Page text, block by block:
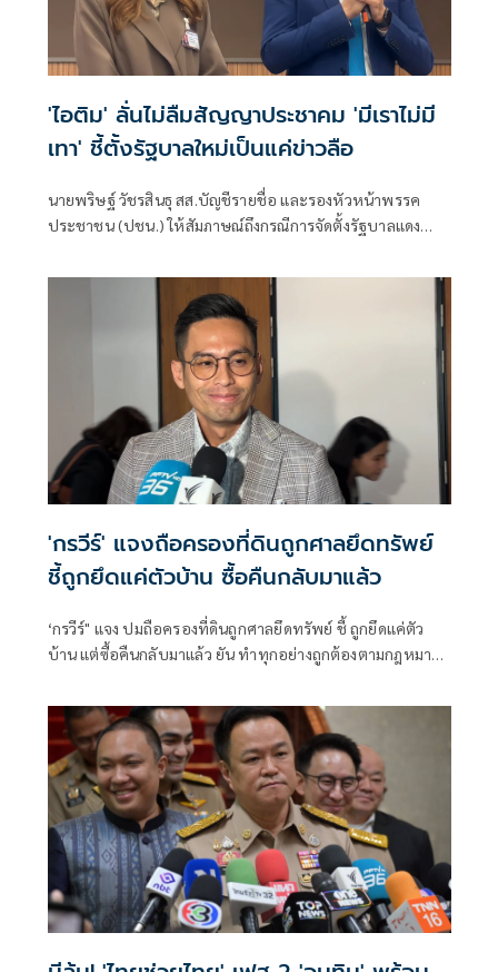
'ไอติม' ลั่นไม่ลืมสัญญาประชาคม 'มีเราไม่มี
เทา' ชี้ตั้งรัฐบาลใหม่เป็นแค่ข่าวลือ
นายพริษฐ์ วัชรสินธุ สส.บัญชีรายชื่อ และรองหัวหน้าพรรค
ประชาชน (ปชน.) ให้สัมภาษณ์ถึงกรณีการจัดตั้งรัฐบาลแดง
พรรคกล้าธรรม ก็ระบุว่าลืมไปหมดแล้วที่เคยพูดว่า “มีเราไม่มี
เทา” จะเป็นการเปิดโอกาสให้ส้มเข้าร่วมรัฐบาลหรือไม่ ว่า ตอน
นี้ตั้งอยู่บนสมมติฐานหลายอย่างมาก ซึ่งก็ยังไม่ได้มีการยืนยันใน
'กรวีร์' แจงถือครองที่ดินถูกศาลยึดทรัพย์
ชี้ถูกยึดแค่ตัวบ้าน ซื้อคืนกลับมาแล้ว
‘กรวีร์" แจง ปมถือครองที่ดินถูกศาลยึดทรัพย์ ชี้ ถูกยึดแค่ตัว
บ้าน แต่ซื้อคืนกลับมาแล้ว ยัน ทำทุกอย่างถูกต้องตามกฎหมาย
แยกแยะ เหตุไปฐานะปธ.สโมสรบุรีรัมย์ ไม่เกี่ยวภูมิใจไทย